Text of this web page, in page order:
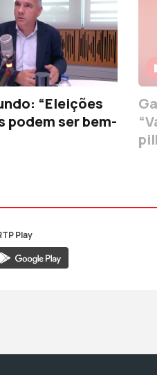
“Eleições
podem ser bem-
1 1 1
Play